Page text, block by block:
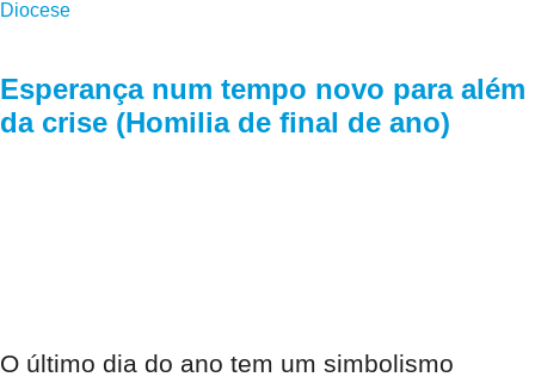
Diocese
Esperança num tempo novo para além
da crise (Homilia de final de ano)
O último dia do ano tem um simbolismo